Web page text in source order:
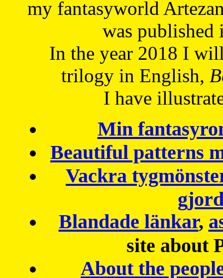
my fantasyworld
was published
In the year 2018 I
trilogy in English,
I have
Min
Beautiful patterns
Vackra
Blandade länkar,
site about
About the